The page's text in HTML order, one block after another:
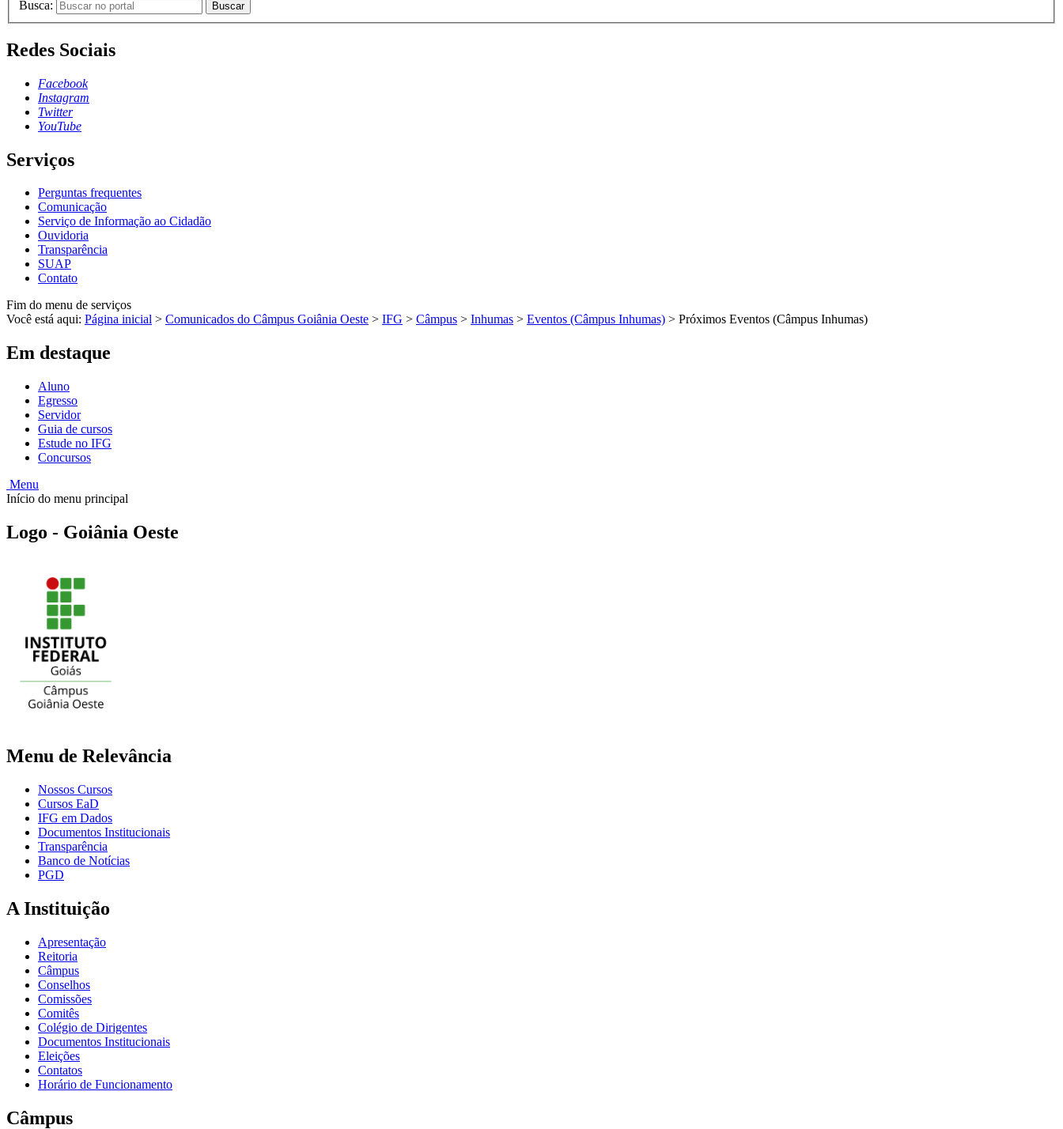
Busca: Buscar
Redes Sociais
Facebook
Instagram
Twitter
YouTube
Serviços
Perguntas frequentes
Comunicação
Serviço de Informação ao Cidadão
Ouvidoria
Transparência
SUAP
Contato
Fim do menu de serviços
Você está aqui: Página inicial > Comunicados do Câmpus Goiânia Oeste > IFG > Câmpus > Inhumas > Eventos (Câmpus Inhumas) > Próximos Eventos (Câmpus Inhumas)
Em destaque
Aluno
Egresso
Servidor
Guia de cursos
Estude no IFG
Concursos
Menu
Início do menu principal
Logo - Goiânia Oeste
Menu de Relevância
Nossos Cursos
Cursos EaD
IFG em Dados
Documentos Institucionais
Transparência
Banco de Notícias
PGD
A Instituição
Apresentação
Reitoria
Câmpus
Conselhos
Comissões
Comitês
Colégio de Dirigentes
Documentos Institucionais
Eleições
Contatos
Horário de Funcionamento
Câmpus